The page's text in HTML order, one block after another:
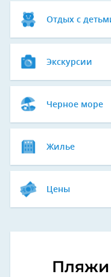
Отдых с
Экскурсии
Черное море
Жилье
Цены
Пляжи